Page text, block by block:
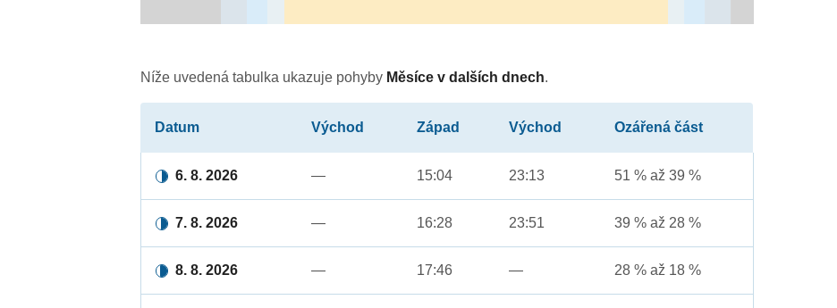
Níže uvedená tabulka ukazuje pohyby Měsíce v dalších dnech.
Datum Východ Západ Východ Ozářená část
6. 8. 2026 — 15:04 23:13 51 % až 39 %
7. 8. 2026 — 16:28 23:51 39 % až 28 %
8. 8. 2026 — 17:46 — 28 % až 18 %